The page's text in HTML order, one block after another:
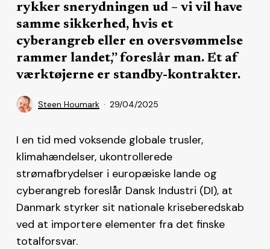
rykker snerydningen ud – vi vil have
samme sikkerhed, hvis et
cyberangreb eller en oversvømmelse
rammer landet,” foreslår man. Et af
værktøjerne er standby-kontrakter.
Steen Houmark 29/04/2025
I en tid med voksende globale trusler,
klimahændelser, ukontrollerede
strømafbrydelser i europæiske lande og
cyberangreb foreslår Dansk Industri (DI), at
Danmark styrker sit nationale kriseberedskab
ved at importere elementer fra det finske
totalforsvar.